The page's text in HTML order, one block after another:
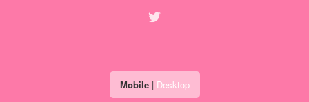
Mobile| Desktop